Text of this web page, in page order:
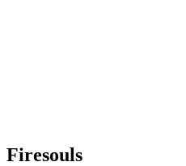
Firesouls